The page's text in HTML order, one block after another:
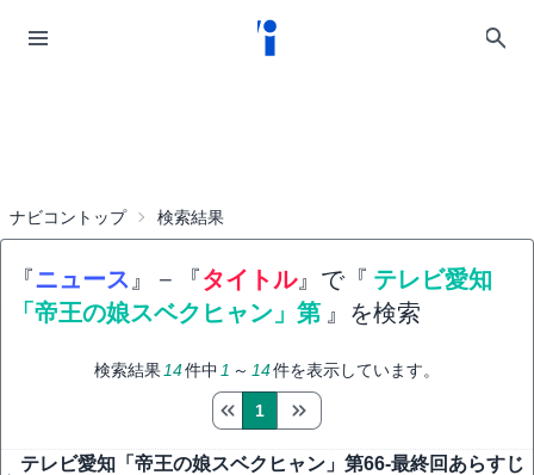
ナビコントップ 検索結果
『ニュース 』 − 『タイトル』で『 テレビ愛知
「帝王の娘スベクヒャン」第 』を検索
検索結果 14件中 1 ～ 14件を表示しています。
1
テレビ愛知「帝王の娘スベクヒャン」第66-最終回あらすじ